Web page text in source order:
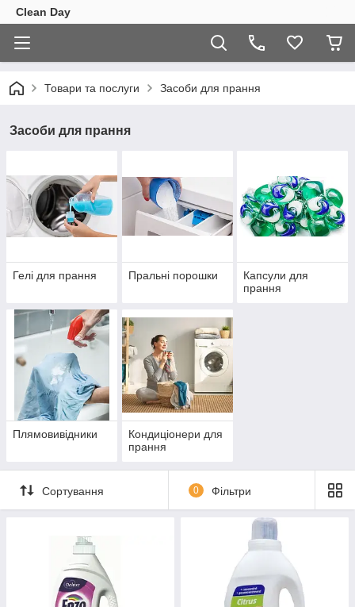
Clean Day
Товари та послуги Засоби для прання
Засоби для прання
Гелі для прання Пральні порошки
Капсули для
прання
Плямовивідники
Кондиціонери для
прання
Сортування 0 Фільтри